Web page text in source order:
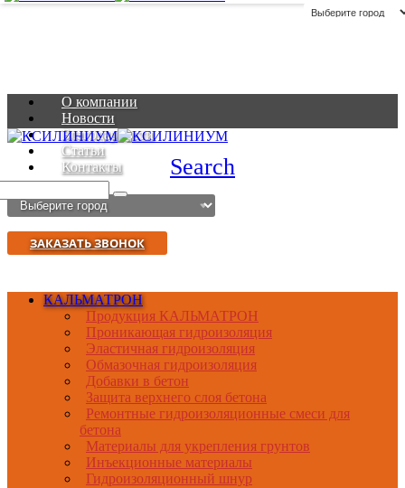
О компании
Новости
Благодарности
Статьи
Контакты
Search
ЗАКАЗАТЬ ЗВОНОК
КАЛЬМАТРОН
Продукция КАЛЬМАТРОН
Проникающая гидроизоляция
Эластичная гидроизоляция
Обмазочная гидроизоляция
Добавки в бетон
Защита верхнего слоя бетона
Ремонтные гидроизоляционные смеси для
бетона
Материалы для укрепления грунтов
Инъекционные материалы
Гидроизоляционный шнур